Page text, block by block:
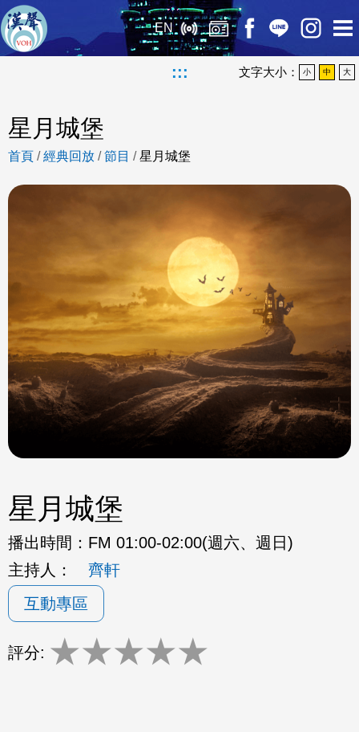
EN
::: 文字大小： 小 中 大
星月城堡
首頁 /經典回放 /節目 /星月城堡
星月城堡
播出時間： FM 01:00-02:00(週六、週日)
主持人：
齊軒
互動專區
評分: ★★★★★